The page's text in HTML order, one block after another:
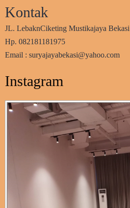
Kontak
JL. LebaknCiketing Mustikajaya Bekasi
Hp. 082181181975
Email : suryajayabekasi@yahoo.com
Instagram